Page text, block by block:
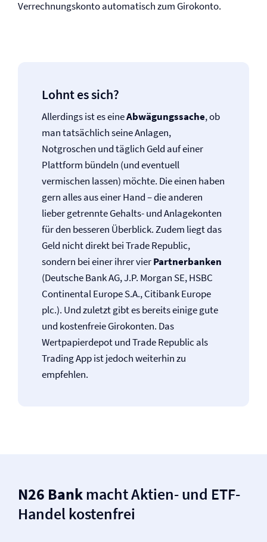
Verrechnungskonto automatisch zum Girokonto.
Lohnt es sich?
Allerdings ist es eineAbwägungssache, ob
man tatsächlich seine Anlagen,
Notgroschen und täglich Geld auf einer
Plattform bündeln (und eventuell
vermischen lassen) möchte. Die einen haben
gern alles aus einer Hand – die anderen
lieber getrennte Gehalts- und Anlagekonten
für den besseren Überblick. Zudem liegt das
Geld nicht direkt bei Trade Republic,
sondern bei einer ihrer vierPartnerbanken
(Deutsche Bank AG, J.P. Morgan SE, HSBC
Continental Europe S.A., Citibank Europe
plc.). Und zuletzt gibt es bereits einige gute
und kostenfreie Girokonten. Das
Wertpapierdepot und Trade Republic als
Trading App ist jedoch weiterhin zu
empfehlen.
N26 Bankmacht Aktien- und ETF-
Handel kostenfrei